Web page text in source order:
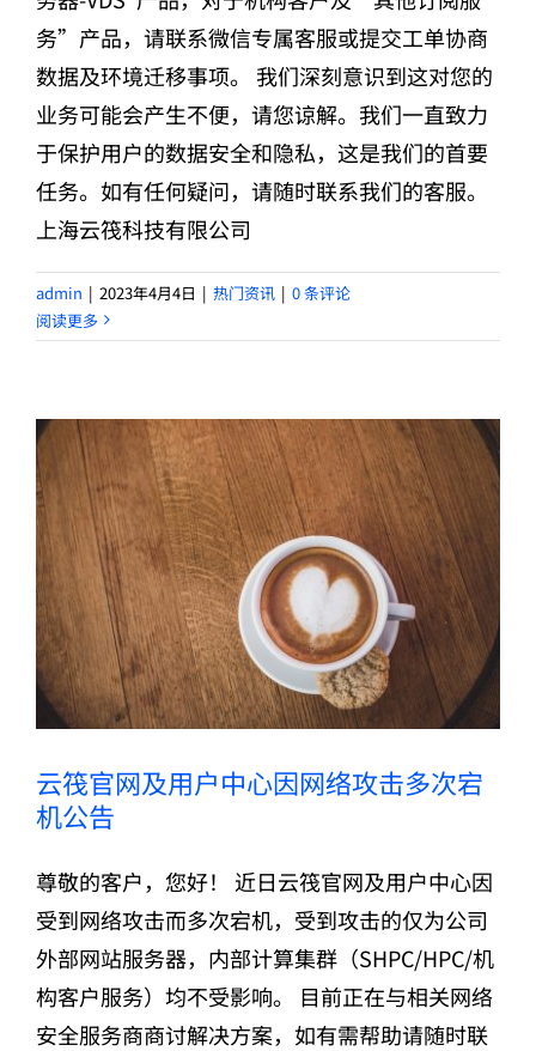
务”产品，请联系微信专属客服或提交工单协商
数据及环境迁移事项。 我们深刻意识到这对您的
业务可能会产生不便，请您谅解。我们一直致力
于保护用户的数据安全和隐私，这是我们的首要
任务。如有任何疑问，请随时联系我们的客服。
上海云筏科技有限公司
admin | 2023年4月4日 | 热门资讯 | 0 条评论
阅读更多
云筏官网及用户中心因网络攻击多次宕
机公告
尊敬的客户，您好！ 近日云筏官网及用户中心因
受到网络攻击而多次宕机，受到攻击的仅为公司
外部网站服务器，内部计算集群（SHPC/HPC/机
构客户服务）均不受影响。 目前正在与相关网络
安全服务商商讨解决方案，如有需帮助请随时联